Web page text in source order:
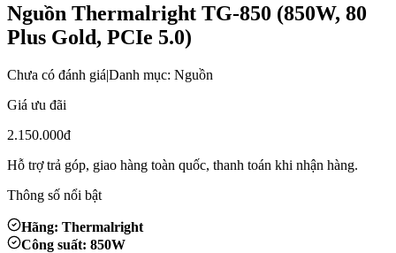
Nguồn Thermalright TG-850 (850W, 80
Plus Gold, PCIe 5.0)
Chưa có đánh giá|Danh mục: Nguồn
Giá ưu đãi
2.150.000đ
Hỗ trợ trả góp, giao hàng toàn quốc, thanh toán khi nhận hàng.
Thông số nổi bật
Hãng: Thermalright
Công suất: 850W